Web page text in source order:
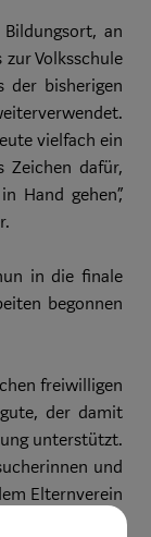
an
Volksschule
der bisherigen
vielfach ein
Zeichen dafür,
Hand gehen“,
in die finale
begonnen
freiwilligen
der damit
unterstützt.
und
Elternverein